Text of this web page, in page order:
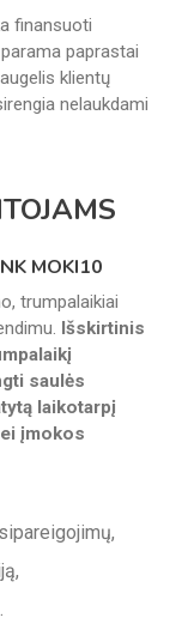
finansuoti
paprastai
klientų
nelaukdami
MOKI10
trumpalaikiai
Išskirtinis
saulės
laikotarpį
įmokos